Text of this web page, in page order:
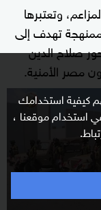
كيفية استخدامك
استخدام موقعنا ،
وتعتبرها
ممنهجة تهدف إلى
صلاح الدين
مصر الأمنية.
seconds
seconds